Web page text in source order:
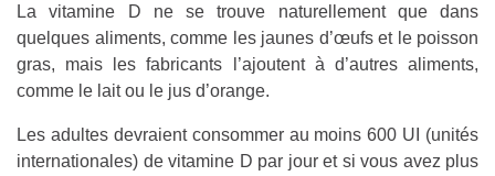
La vitamine D ne se trouve naturellement que dans
quelques aliments, comme les jaunes d’œufs et le poisson
gras, mais les fabricants l’ajoutent à d’autres aliments,
comme le lait ou le jus d’orange.
Les adultes devraient consommer au moins 600 UI (unités
internationales) de vitamine D par jour et si vous avez plus